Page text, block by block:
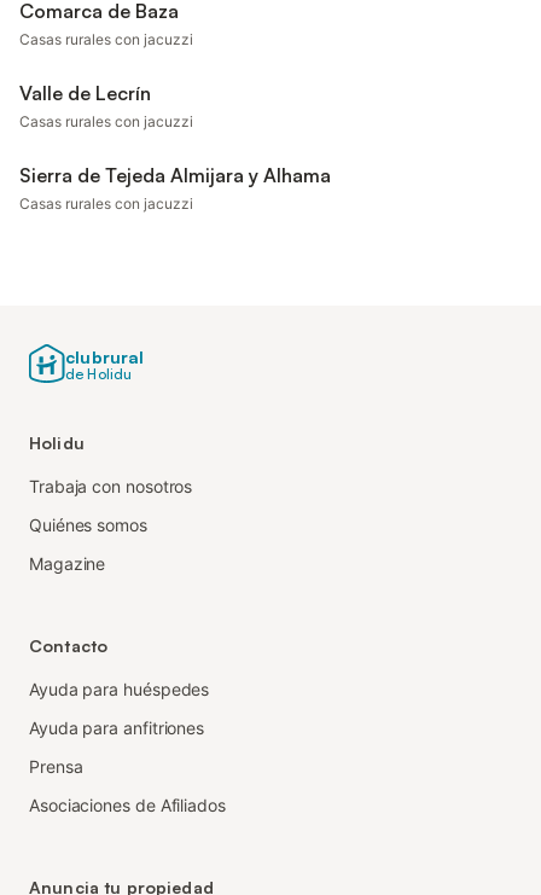
Comarca de Baza
Casas rurales con jacuzzi
Valle de Lecrín
Casas rurales con jacuzzi
Sierra de Tejeda Almijara y Alhama
Casas rurales con jacuzzi
clubrural
de Holidu
Holidu
Trabaja con nosotros
Quiénes somos
Magazine
Contacto
Ayuda para huéspedes
Ayuda para anfitriones
Prensa
Asociaciones de Afiliados
Anuncia tu propiedad